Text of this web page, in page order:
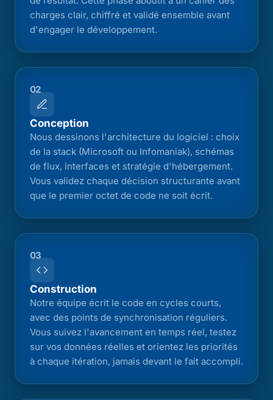
charges clair, chiffré et validé ensemble avant
d'engager le développement.
02
Conception
Nous dessinons l'architecture du logiciel : choix
de la stack (Microsoft ou Infomaniak), schémas
de flux, interfaces et stratégie d'hébergement.
Vous validez chaque décision structurante avant
que le premier octet de code ne soit écrit.
03
Construction
Notre équipe écrit le code en cycles courts,
avec des points de synchronisation réguliers.
Vous suivez l'avancement en temps réel, testez
sur vos données réelles et orientez les priorités
à chaque itération, jamais devant le fait accompli.